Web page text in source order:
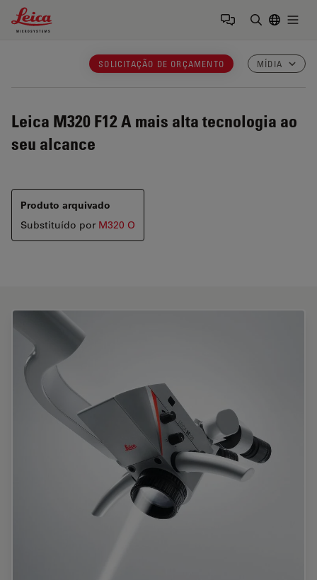
Leica Microsystems Logo
SOLICITAÇÃO DE ORÇAMENTO MÍDIA
Leica M320 F12A mais alta tecnologia ao
seu alcance
Produto arquivado
Substituído por M320 O